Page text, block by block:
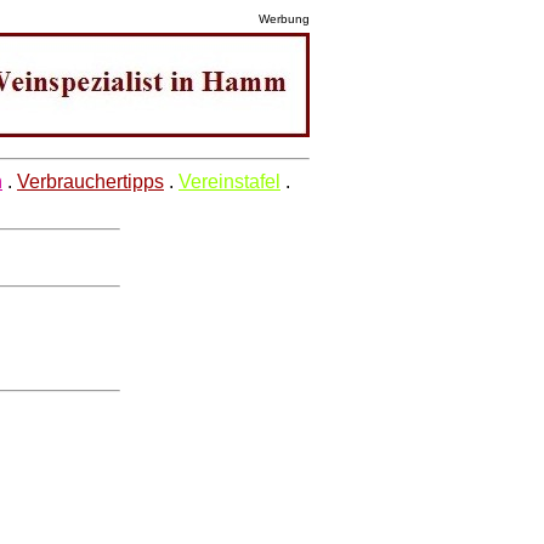
Werbung
. Verbrauchertipps . Vereinstafel .